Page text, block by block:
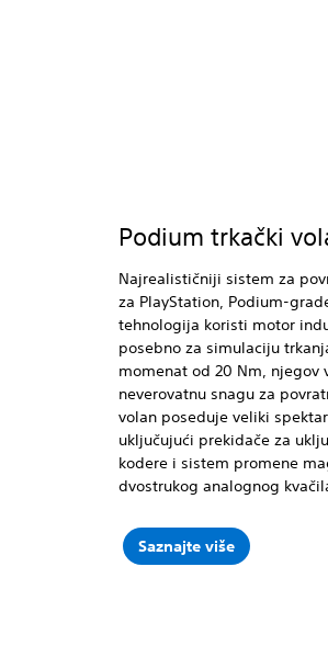
Podium trkački
Najrealističniji sistem za
za PlayStation, Podium-
tehnologija koristi motor
posebno za simulaciju
momenat od 20 Nm,
neverovatnu snagu za
volan poseduje veliki
uključujući prekidače za
kodere i sistem promene
dvostrukog analognog
Saznajte više